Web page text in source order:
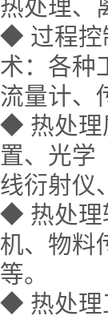
热处理、
◆ 过程
术：各种
流量计、
◆ 热处
置、光学
线衍射仪
◆ 热处
机、物料
等。
◆ 热处